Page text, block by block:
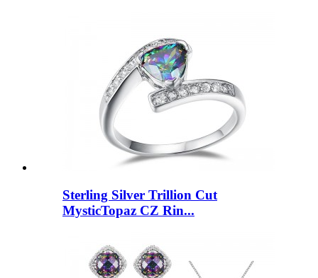
Sterling Silver Trillion Cut
MysticTopaz CZ Rin...